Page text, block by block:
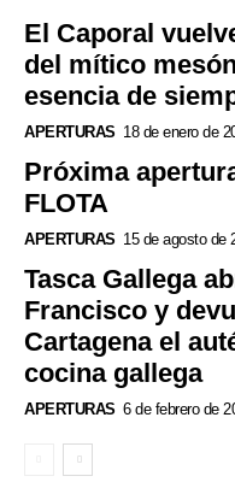
El Caporal
del mítico
esencia de
APERTURAS 18 de enero de
Próxima
FLOTA
APERTURAS 15 de agosto de
Tasca Gallega
Francisco y
Cartagena el
cocina gallega
APERTURAS 6 de febrero de